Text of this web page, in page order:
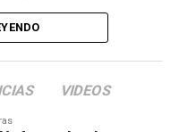
de Rilán,
de la
pero fue el mismo
de otro dictamen la
hubo un dictamen
VIDEOS